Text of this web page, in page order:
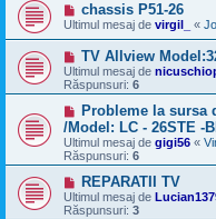
chassis P51-26
Ultimul mesaj de virgil_ «
TV Allview
Ultimul mesaj de
Răspunsuri: 6
Probleme la sursa
/Model: LC - 26STE -
Ultimul mesaj de gigi56 «
Răspunsuri: 6
REPARATII TV
Ultimul mesaj de
Răspunsuri: 3